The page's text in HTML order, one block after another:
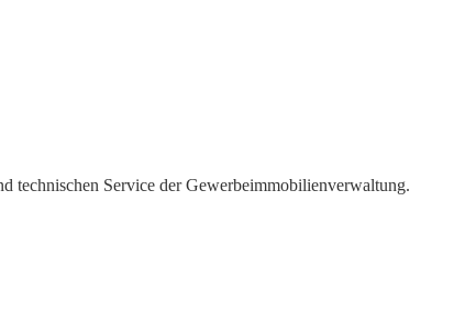
technischen Service der Gewerbeimmobilienverwaltung.